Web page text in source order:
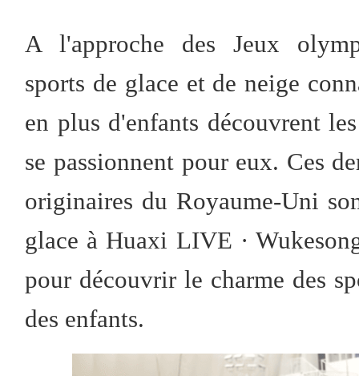
A l'approche des Jeux
sports de glace et de neige
en plus d'enfants découvrent
se passionnent pour eux. Ces
originaires du Royaume-Uni
glace à Huaxi LIVE ·
pour découvrir le charme des
des enfants.